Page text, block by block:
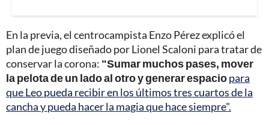
En la previa, el centrocampista Enzo Pérez explicó el
plan de juego diseñado por Lionel Scaloni para tratar de
conservar la corona: "Sumar muchos pases, mover
la pelota de un lado al otro y generar espaciopara
que Leo pueda recibir en los últimos tres cuartos de la
cancha y pueda hacer la magia que hace siempre".